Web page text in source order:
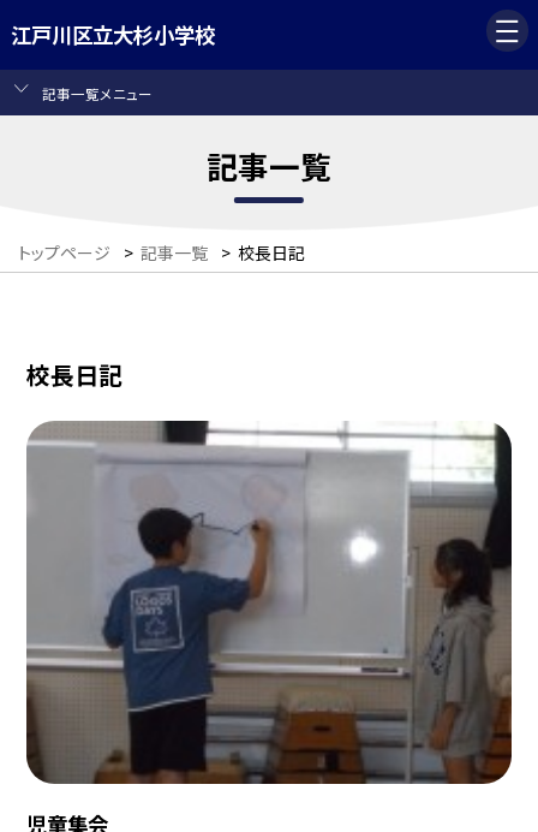
江戸川区立大杉小学校
記事一覧メニュー
記事一覧
トップページ > 記事一覧 > 校長日記
校長日記
児童集会